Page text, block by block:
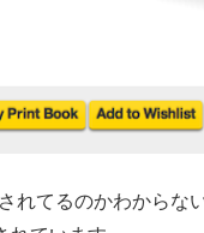
れてるのかわからな